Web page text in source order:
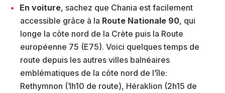
En voiture, sachez que Chania est facilement
accessible grâce à la Route Nationale 90, qui
longe la côte nord de la Crète puis la Route
européenne 75 (E75). Voici quelques temps de
route depuis les autres villes balnéaires
emblématiques de la côte nord de l’île:
Rethymnon (1h10 de route), Héraklion (2h15 de